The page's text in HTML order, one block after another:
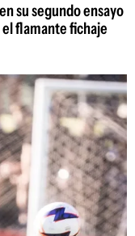
su segundo ensayo
flamante fichaje